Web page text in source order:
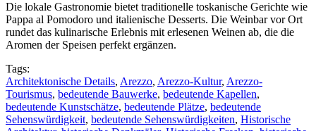
Die lokale Gastronomie bietet traditionelle toskanische Gerichte wie
Pappa al Pomodoro und italienische Desserts. Die Weinbar vor Ort
rundet das kulinarische Erlebnis mit erlesenen Weinen ab, die die
Aromen der Speisen perfekt ergänzen.
Tags:
Architektonische Details, Arezzo, Arezzo-Kultur, Arezzo-
Tourismus, bedeutende Bauwerke, bedeutende Kapellen,
bedeutende Kunstschätze, bedeutende Plätze, bedeutende
Sehenswürdigkeit, bedeutende Sehenswürdigkeiten, Historische